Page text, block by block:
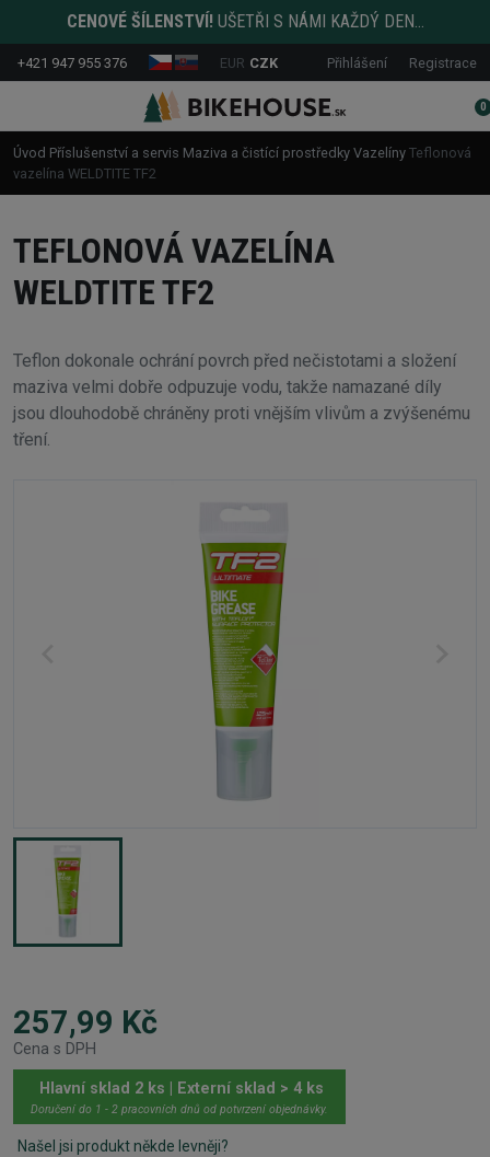
CENOVÉ ŠÍLENSTVÍ! UŠETŘI S NÁMI KAŽDÝ DEN...
+421 947 955 376 EUR CZK Přihlášení Registrace
0
Úvod Příslušenství a servis Maziva a čistící prostředky Vazelíny Teflonová
vazelína WELDTITE TF2
TEFLONOVÁ VAZELÍNA
WELDTITE TF2
Teflon dokonale ochrání povrch před nečistotami a složení
maziva velmi dobře odpuzuje vodu, takže namazané díly
jsou dlouhodobě chráněny proti vnějším vlivům a zvýšenému
tření.
257,99 Kč
Cena s DPH
Hlavní sklad 2 ks | Externí sklad > 4 ks
Doručení do 1 - 2 pracovních dnů od potvrzení objednávky.
Našel jsi produkt někde levněji?